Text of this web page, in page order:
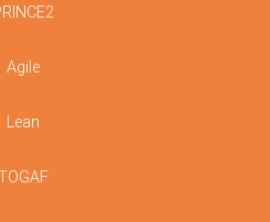
Agile
Lean